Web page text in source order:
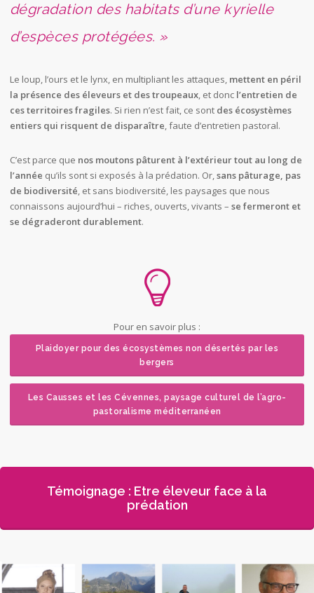
dégradation des habitats d’une kyrielle
d’espèces protégées. »
Le loup, l’ours et le lynx, en multipliant les attaques, mettent en péril
la présence des éleveurs et des troupeaux, et donc l’entretien de
ces territoires fragiles. Si rien n’est fait, ce sont des écosystèmes
entiers qui risquent de disparaître, faute d’entretien pastoral.
C’est parce que nos moutons pâturent à l’extérieur tout au long de
l’année qu’ils sont si exposés à la prédation. Or,sans pâturage, pas
de biodiversité, et sans biodiversité, les paysages que nous
connaissons aujourd’hui – riches, ouverts, vivants – se fermeront et
se dégraderont durablement.
Pour en savoir plus :
Plaidoyer pour des écosystèmes non désertés par les
bergers
Les Causses et les Cévennes, paysage culturel de l’agro-
pastoralisme méditerranéen
Témoignage : Etre éleveur face à la
prédation